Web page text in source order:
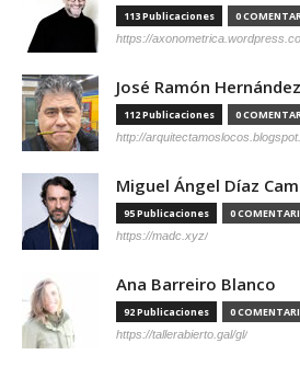
113 Publicaciones 0
https://
José Ramón
112 Publicaciones 0
http://
Miguel Ángel Díaz
95 Publicaciones 0
https://madc.xyz/
Ana Barreiro Blanco
92 Publicaciones 0
https://tallerabierto.gal/gl/